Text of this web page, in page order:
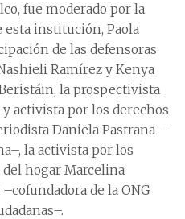
fue moderado por la
institución, Paola
de las defensoras
Ramírez y Kenya
la prospectivista
y activista por los derechos
Daniela Pastrana –
la activista por los
del hogar Marcelina
de la ONG